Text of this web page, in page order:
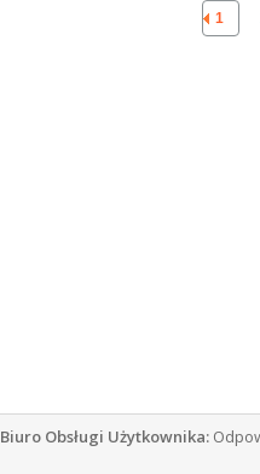
1
Biuro Obsługi Użytkownika: